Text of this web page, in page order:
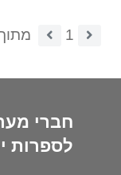
1 מתוך
חברי
לספרות